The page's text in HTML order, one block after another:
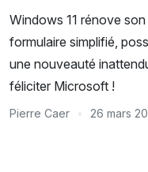
Windows 11 rénove
formulaire simplifié,
une nouveauté
féliciter Microsoft !
Pierre Caer 26 mars